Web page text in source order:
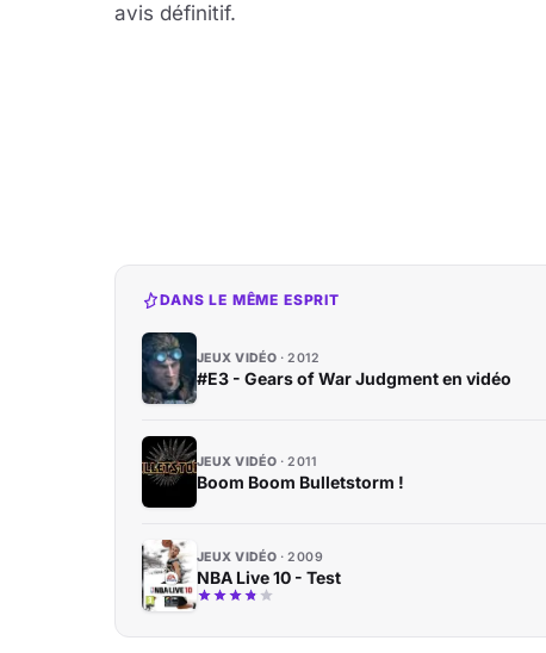
avis définitif.
DANS LE MÊME ESPRIT
JEUX VIDÉO 2012
#E3 - Gears of War Judgment en vidéo
JEUX VIDÉO 2011
Boom Boom Bulletstorm !
JEUX VIDÉO 2009
NBA Live 10 - Test